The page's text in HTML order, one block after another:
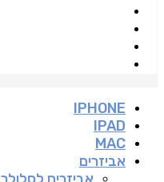
IPHONE
IPAD
MAC
אביזרים